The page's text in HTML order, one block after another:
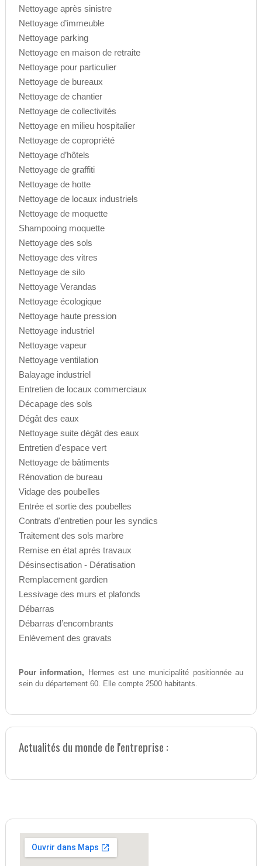
Nettoyage après sinistre
Nettoyage d’immeuble
Nettoyage parking
Nettoyage en maison de retraite
Nettoyage pour particulier
Nettoyage de bureaux
Nettoyage de chantier
Nettoyage de collectivités
Nettoyage en milieu hospitalier
Nettoyage de copropriété
Nettoyage d’hôtels
Nettoyage de graffiti
Nettoyage de hotte
Nettoyage de locaux industriels
Nettoyage de moquette
Shampooing moquette
Nettoyage des sols
Nettoyage des vitres
Nettoyage de silo
Nettoyage Verandas
Nettoyage écologique
Nettoyage haute pression
Nettoyage industriel
Nettoyage vapeur
Nettoyage ventilation
Balayage industriel
Entretien de locaux commerciaux
Décapage des sols
Dégât des eaux
Nettoyage suite dégât des eaux
Entretien d'espace vert
Nettoyage de bâtiments
Rénovation de bureau
Vidage des poubelles
Entrée et sortie des poubelles
Contrats d'entretien pour les syndics
Traitement des sols marbre
Remise en état aprés travaux
Désinsectisation - Dératisation
Remplacement gardien
Lessivage des murs et plafonds
Débarras
Débarras d’encombrants
Enlèvement des gravats
Pour information, Hermes est une municipalité positionnée au
sein du département 60. Elle compte 2500 habitants.
Actualités du monde de l'entreprise :